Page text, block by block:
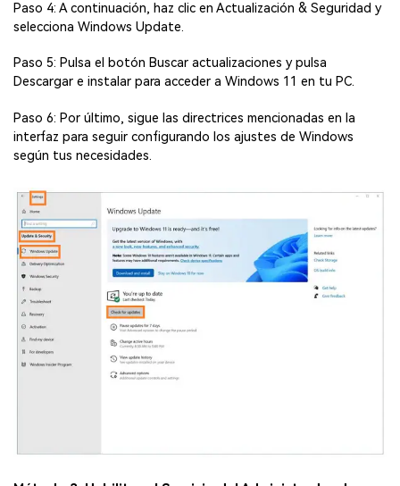
Paso 4: A continuación, haz clic en Actualización & Seguridad y
selecciona Windows Update.
Paso 5: Pulsa el botón Buscar actualizaciones y pulsa
Descargar e instalar para acceder a Windows 11 en tu PC.
Paso 6: Por último, sigue las directrices mencionadas en la
interfaz para seguir configurando los ajustes de Windows
según tus necesidades.